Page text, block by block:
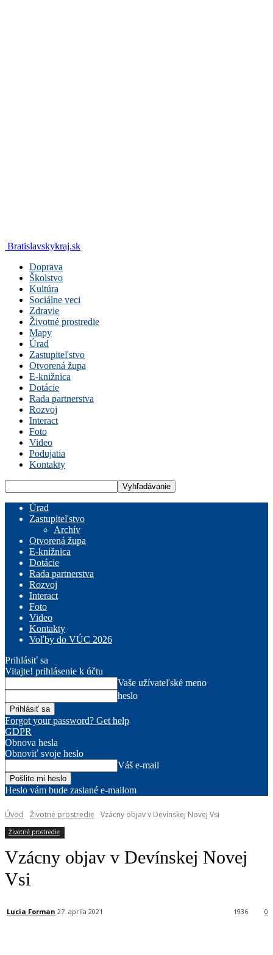
Bratislavskykraj.sk
Doprava
Školstvo
Kultúra
Sociálne veci
Zdravie
Životné prostredie
Mapy
Úrad
Zastupiteľstvo
Otvorená župa
E-knižnica
Dotácie
Rada partnerstva
Rozvoj
Interact
Foto
Video
Podujatia
Kontakty
Úrad
Zastupiteľstvo
Archív
Otvorená župa
E-knižnica
Dotácie
Rada partnerstva
Rozvoj
Interact
Foto
Video
Kontakty
Voľby do VÚC 2026
Prihlásiť sa
Vitajte! prihlásenie k účtu
Vaše užívateľské meno
heslo
Forgot your password? Get help
GDPR
Obnova hesla
Obnoviť svoje heslo
Váš e-mail
Heslo vám bude zaslané e-mailom
Úvod Životné prostredie Vzácny objav v Devínskej Novej Vsi
Životné prostredie
Vzácny objav v Devínskej Novej
Vsi
Lucia Forman 27. apríla 2021 0
1936